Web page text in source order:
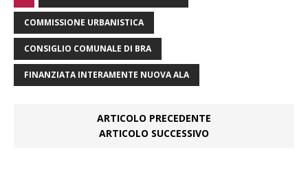
COMMISSIONE URBANISTICA
CONSIGLIO COMUNALE DI BRA
FINANZIATA INTERAMENTE NUOVA ALA
ARTICOLO PRECEDENTE
ARTICOLO SUCCESSIVO